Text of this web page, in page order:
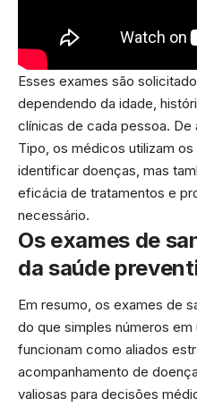
Esses exames são
dependendo da idade,
clínicas de cada pessoa.
Tipo, os médicos utilizam
identificar doenças, mas
eficácia de tratamentos e
necessário.
Os exames de
da saúde
Em resumo, os exames de
do que simples números em
funcionam como aliados
acompanhamento de
valiosas para decisões